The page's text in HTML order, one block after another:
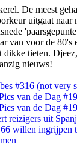
De meest
uitgaat naar
van voor de 80's
dikke tieten.
nieuws!
#316 (not very
van de Dag
van de Dag
reizigers uit
willen ingrijpen